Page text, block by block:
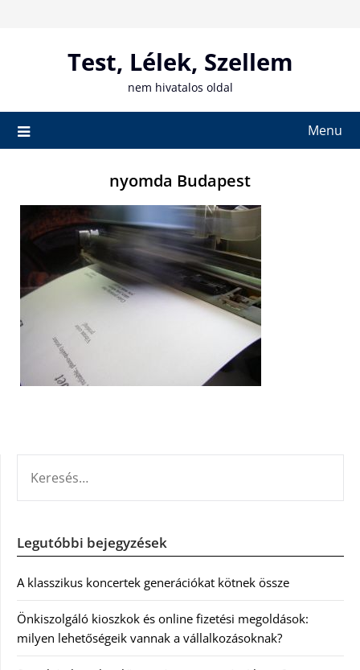
Test, Lélek, Szellem
nem hivatalos oldal
Menu
nyomda Budapest
Legutóbbi bejegyzések
A klasszikus koncertek generációkat kötnek össze
Önkiszolgáló kioszkok és online fizetési megoldások:
milyen lehetőségeik vannak a vállalkozásoknak?